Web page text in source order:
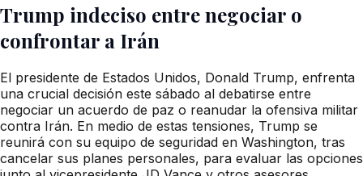
Trump indeciso entre negociar o
confrontar a Irán
El presidente de Estados Unidos, Donald Trump, enfrenta
una crucial decisión este sábado al debatirse entre
negociar un acuerdo de paz o reanudar la ofensiva militar
contra Irán. En medio de estas tensiones, Trump se
reunirá con su equipo de seguridad en Washington, tras
cancelar sus planes personales, para evaluar las opciones